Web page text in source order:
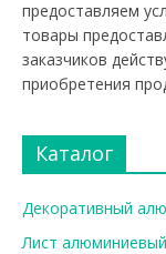
предоставляем
товары
заказчиков
приобретения
Каталог
Декоративный
Лист алюминиевый